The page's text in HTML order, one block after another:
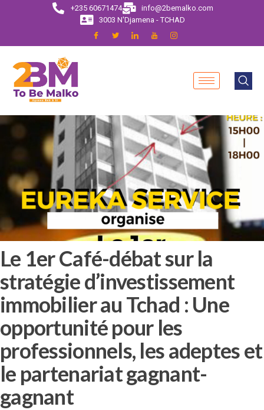
+235 60671474
info@2bemalko.com
3003 N'Djamena - TCHAD
Le 1er Café-débat sur la
stratégie d’investissement
immobilier au Tchad : Une
opportunité pour les
professionnels, les adeptes et
le partenariat gagnant-
gagnant